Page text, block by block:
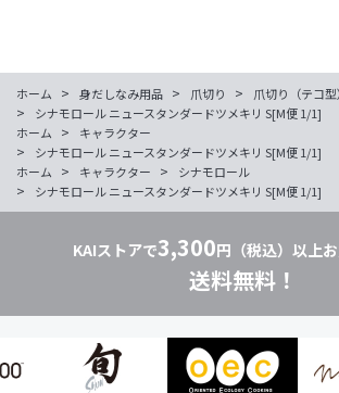
ホーム > 身だしなみ用品 > 爪切り > 爪切り（テコ型）
>
シナモロール ニュースタンダードツメキリ S[M便 1/1]
ホーム
> キャラクター
>
シナモロール ニュースタンダードツメキリ S[M便 1/1]
ホーム
> キャラクター > シナモロール
> シナモロール ニュースタンダードツメキリ S[M便 1/1]
KAIストアで3,300円（税込）以上
送料無料！